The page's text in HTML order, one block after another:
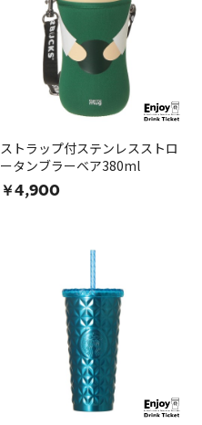
ストラップ付ステンレスストロ
ータンブラーベア380ml
￥4,900